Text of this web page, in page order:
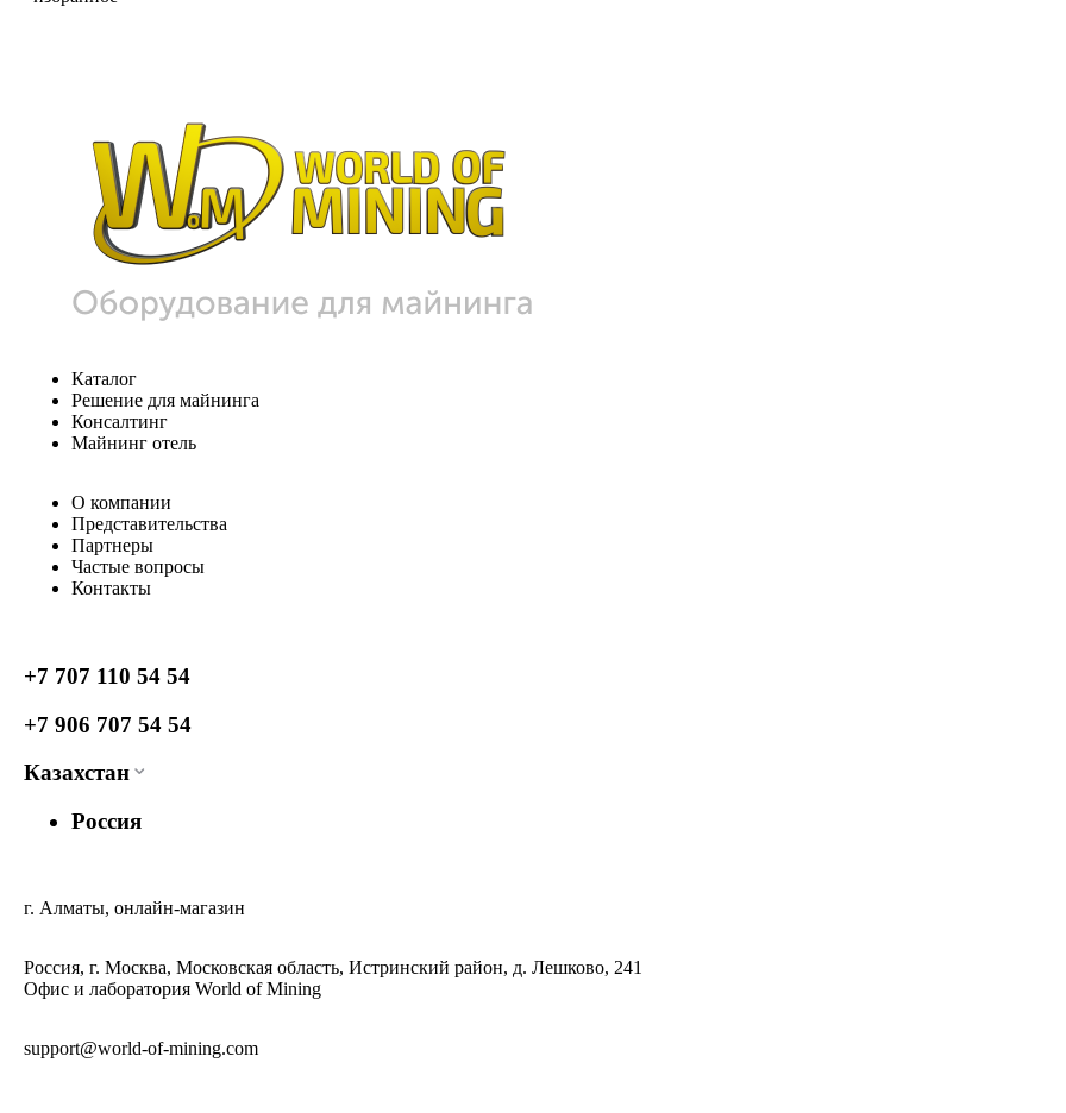
Каталог
Решение для майнинга
Консалтинг
Майнинг отель
О компании
Представительства
Партнеры
Частые вопросы
Контакты
+7 707 110 54 54
+7 906 707 54 54
Казахстан
Россия
г. Алматы, онлайн-магазин
Россия, г. Москва, Московская область, Истринский район, д. Лешково, 241
Офис и лаборатория World of Mining
support@world-of-mining.com